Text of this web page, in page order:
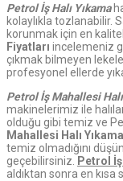
Petrol İş Halı Yıkama
kolaylıkla tozlanabilir.
korunmak için en
Fiyatları incelemeniz
çıkmak bilmeyen
profesyonel ellerde
Petrol İş Mahallesi Halı
makinelerimiz ile
olduğu gibi temiz ve
Mahallesi Halı Yıkama
temiz olmadığını
geçebilirsiniz.
Petrol
aldıktan sonra en kısa